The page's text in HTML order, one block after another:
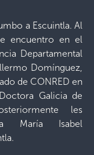
a Escuintla. Al
encuentro en el
Departamental
Domínguez,
de CONRED en
Galicia de
les
María Isabel